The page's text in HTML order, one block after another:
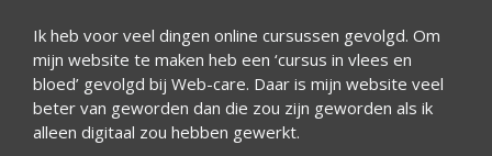
Ik heb voor veel dingen online cursussen gevolgd. Om
mijn website te maken heb een ‘cursus in vlees en
bloed’ gevolgd bij Web-care. Daar is mijn website veel
beter van geworden dan die zou zijn geworden als ik
alleen digitaal zou hebben gewerkt.